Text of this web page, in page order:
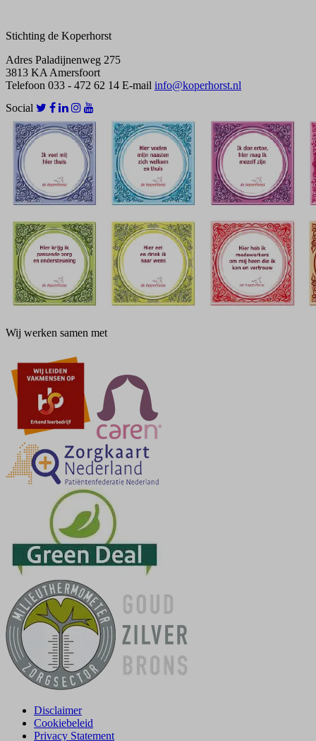
Stichting de Koperhorst
Adres Paladijnenweg 275
3813 KA Amersfoort
Telefoon 033 - 472 62 14 E-mail info@koperhorst.nl
Social
Wij werken samen met
Disclaimer
Cookiebeleid
Privacy Statement